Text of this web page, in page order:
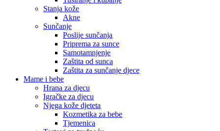
Stanja kože
Akne
Sunčanje
Poslije sunčanja
Priprema za sunce
Samotamnjenje
Zaštita od sunca
Zaštita za sunčanje djece
Mame i bebe
Hrana za djecu
Igračke za djecu
Njega kože djeteta
Kozmetika za bebe
Tjemenica